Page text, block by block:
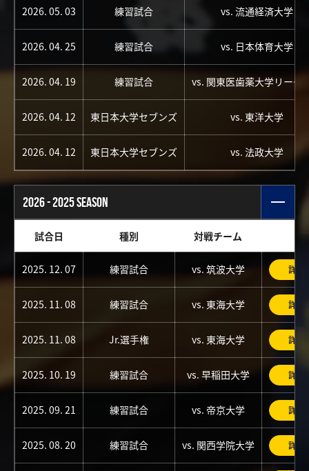
2026. 05. 03 練習試合 vs. 流通経済大学
2026. 04. 25 練習試合 vs. 日本体育大学
2026. 04. 19 練習試合 vs. 関東医歯薬大学リーグ
2026. 04. 12 東日本大学セブンズ vs. 東洋大学
2026. 04. 12 東日本大学セブンズ vs. 法政大学
2026 - 2025 SEASON
試合日 種別 対戦チーム
2025. 12. 07 練習試合 vs. 筑波大学 詳細
2025. 11. 08 練習試合 vs. 東海大学 詳細
2025. 11. 08 Jr.選手権 vs. 東海大学 詳細
2025. 10. 19 練習試合 vs. 早稲田大学 詳細
2025. 09. 21 練習試合 vs. 帝京大学 詳細
2025. 08. 20 練習試合 vs. 関西学院大学 詳細